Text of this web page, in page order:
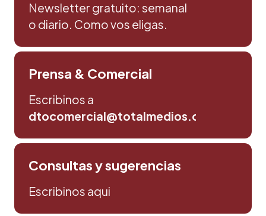
Newsletter gratuito: semanal
o diario. Como vos eligas.
Prensa & Comercial
Escribinos a
dtocomercial@totalmedios.com
Consultas y sugerencias
Escribinos aqui